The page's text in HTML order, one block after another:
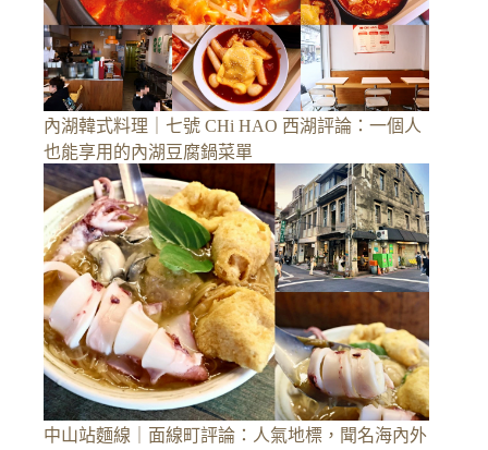
內湖韓式料理｜七號 CHi HAO 西湖評論：一個人
也能享用的內湖豆腐鍋菜單
中山站麵線｜面線町評論：人氣地標，聞名海內外